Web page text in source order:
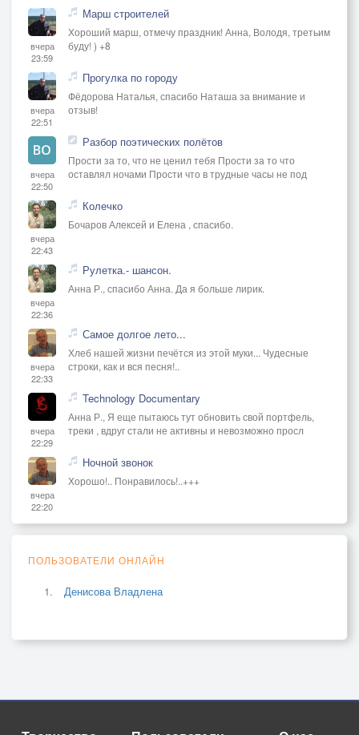
вчера
23:59
Марш строителей
Хороший марш, отмечу праздник! Анна, Володя, третьим
буду! ) +8
вчера
22:51
Прогулка по городу
Фёдорова Наталья, спасибо Наташа за внимание и
отзыв!
вчера
22:50
Разбор поэтических полётов
Прости за то, что не ценил тебя Прости за то что
оставлял ночами Прости что в трудные часы не под
вчера
22:43
Колечко
Бочаров Алексей и Елена , спасибо.
вчера
22:36
Рулетка.- шансон.
Анна Р., спасибо Анна. Да я больше лирик.
вчера
22:33
Самое долгое лето...
Хлеб нашей жизни печётся из этой муки... Чудесные
строки, как и вся песня!..
вчера
22:29
Technology Documentary
Анна Р., Я еще пытаюсь тут обновить свой портфель,
треки , вдруг стали не активны и невозможно просл
вчера
22:20
Ночной звонок
Хорошо!.. Понравилось!..+++
ПОЛЬЗОВАТЕЛИ ОНЛАЙН
Денисова Владлена